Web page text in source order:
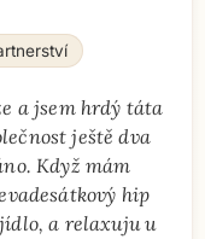
a jsem hrdý táta
ještě dva
Když mám
hip
a relaxuju u